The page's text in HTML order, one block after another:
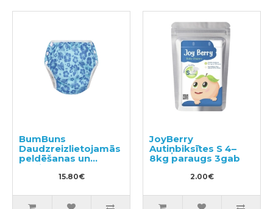
BumBuns
Daudzreizlietojamās
peldēšanas un
podiņmācību
autiņbiksīte L 14–
15.80€
JoyBerry
Autiņbiksītes S 4–
8kg paraugs 3gab
2.00€